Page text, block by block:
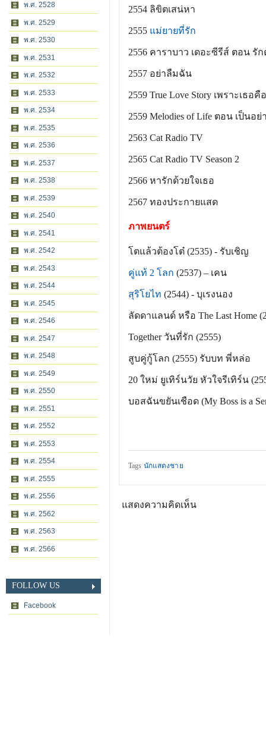
พ.ศ. 2528
พ.ศ. 2529
พ.ศ. 2530
พ.ศ. 2531
พ.ศ. 2532
พ.ศ. 2533
พ.ศ. 2534
พ.ศ. 2535
พ.ศ. 2536
พ.ศ. 2537
พ.ศ. 2538
พ.ศ. 2539
พ.ศ. 2540
พ.ศ. 2541
พ.ศ. 2542
พ.ศ. 2543
พ.ศ. 2544
พ.ศ. 2545
พ.ศ. 2546
พ.ศ. 2547
พ.ศ. 2548
พ.ศ. 2549
พ.ศ. 2550
พ.ศ. 2551
พ.ศ. 2552
พ.ศ. 2553
พ.ศ. 2554
พ.ศ. 2555
พ.ศ. 2556
พ.ศ. 2562
พ.ศ. 2563
พ.ศ. 2566
FOLLOW US
Facebook
2554 ลิขิตเสน่หา
2555 แม่ยายที่รัก
2556 คาราบาว เดอะซีรีส์ ตอน รั
2557 อย่าลืมฉัน
2559 True Love Story เพราะเธ
2559 Melodies of Life ตอน เป็นอย่
2563 Cat Radio TV
2565 Cat Radio TV Season 2
2566 หารักด้วยใจเธอ
2567 ทองประกายแสด
ภาพยนตร์
โตแล้วต้องโต๋ (2535) - รับเชิญ
คู่แท้ 2 โลก (2537) – เคน
สุริโยไท (2544) - บุเรงนอง
ลัดดาแลนด์ หรือ The Last Home
Together วันที่รัก (2555)
สูบคู่กู้โลก (2555) รับบท พี่หล่อ
20 ใหม่ ยูเทิร์นวัย หัวใจรีเทิร์น
บอสฉันขยันเชือด (My Boss is a
Tags นักแสดงชาย
แสดงความคิดเห็น